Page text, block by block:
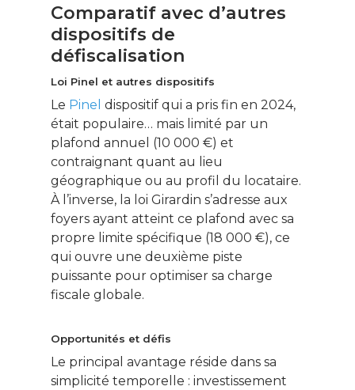
Comparatif avec d’autres
dispositifs de
défiscalisation
Loi Pinel et autres dispositifs
Le Pinel dispositif qui a pris fin en 2024,
était populaire… mais limité par un
plafond annuel (10 000 €) et
contraignant quant au lieu
géographique ou au profil du locataire.
À l’inverse, la loi Girardin s’adresse aux
foyers ayant atteint ce plafond avec sa
propre limite spécifique (18 000 €), ce
qui ouvre une deuxième piste
puissante pour optimiser sa charge
fiscale globale.
Opportunités et défis
Le principal avantage réside dans sa
simplicité temporelle : investissement